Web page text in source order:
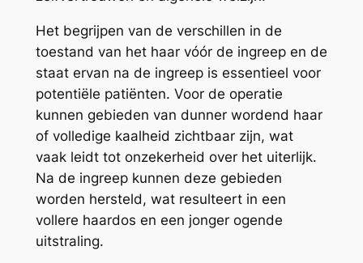
Het begrijpen van de verschillen in de
toestand van het haar vóór de ingreep en de
staat ervan na de ingreep is essentieel voor
potentiële patiënten. Voor de operatie
kunnen gebieden van dunner wordend haar
of volledige kaalheid zichtbaar zijn, wat
vaak leidt tot onzekerheid over het uiterlijk.
Na de ingreep kunnen deze gebieden
worden hersteld, wat resulteert in een
vollere haardos en een jonger ogende
uitstraling.